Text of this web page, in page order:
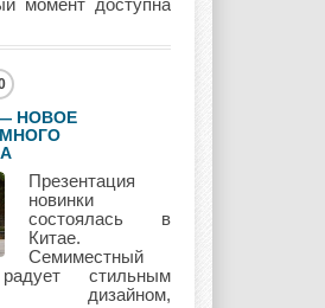
Scion
Toyota
— НОВОЕ
Презентация
новинки
состоялась в
Китае.
Семиместный
стильным
дизайном,